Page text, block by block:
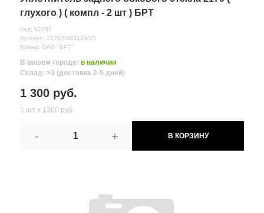
глухого ) ( компл - 2 шт ) БРТ
Код: 82787
Артикул: 2170-5403124/25
Бренд: ОАО "БРТ"
В вашем городе: в наличии
Склад: >3 (доставка 2-5 дней)
1 300 руб.
1 шт х 1300 руб.
- + В КОРЗИНУ